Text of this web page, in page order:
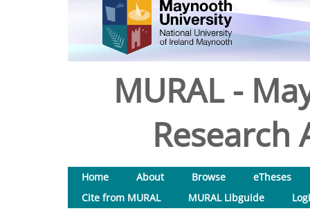
MURAL -
Research
Home About Browse
eTheses
Cite from MURAL
MURAL Libguide